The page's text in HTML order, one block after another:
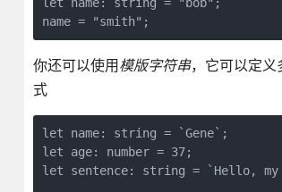
你还可以使用 模版字符串，它可以定
式
let name: string = `Gene`;
let age: number = 37;
let sentence: string = `Hello, my